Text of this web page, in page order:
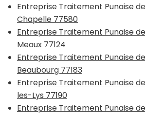
Entreprise Traitement Punaise
Chapelle 77580
Entreprise Traitement Punaise
Meaux 77124
Entreprise Traitement Punaise
Beaubourg 77183
Entreprise Traitement Punaise
les-Lys 77190
Entreprise Traitement Punaise